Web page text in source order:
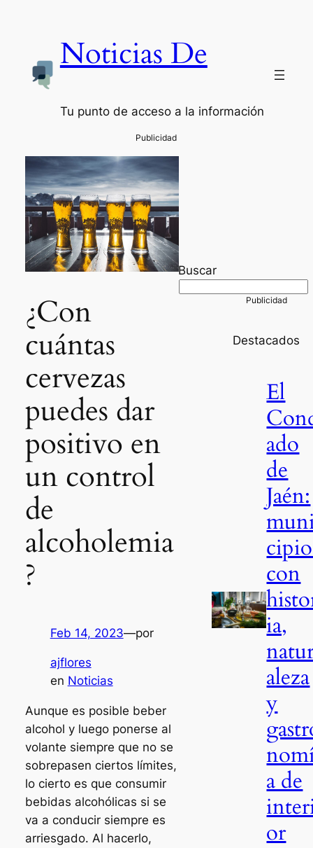
Noticias De
Tu punto de acceso a la información
¿Con
cuántas
cervezas
puedes dar
positivo en
un control
de
alcoholemia
?
Feb 14, 2023—por
ajflores
en Noticias
Aunque es posible beber
alcohol y luego ponerse al
volante siempre que no se
sobrepasen ciertos límites,
lo cierto es que consumir
bebidas alcohólicas si se
va a conducir siempre es
arriesgado. Al hacerlo,
Buscar
Destacados
El
ado
de
Jaén:
con
ia,
aleza
y
a de
or